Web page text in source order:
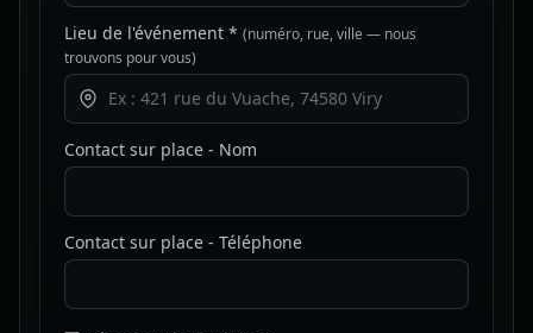
Lieu de l'événement * (numéro, rue, ville — nous
trouvons pour vous)
Contact sur place - Nom
Contact sur place - Téléphone